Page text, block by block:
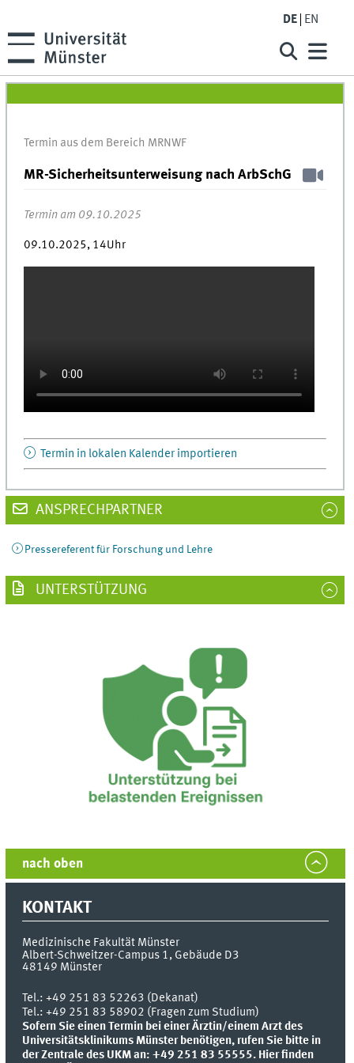
DE EN
Termin aus dem Bereich MRNWF
MR-Sicherheitsunterweisung nach ArbSchG
Termin am 09.10.2025
09.10.2025, 14Uhr
Termin in lokalen Kalender importieren
ANSPRECHPARTNER
Pressereferent für Forschung und Lehre
UNTERSTÜTZUNG
nach oben
KONTAKT
Medizinische Fakultät Münster
Albert-Schweitzer-Campus 1, Gebäude D3
48149 Münster
Tel.:+49 251 83 52263 (Dekanat)
Tel.: +49 251 83 58902 (Fragen zum Studium)
Sofern Sie einen Termin bei einer Ärztin/einem Arzt des
Universitätsklinikums Münster benötigen, rufen Sie bitte in
der Zentrale des UKM an: +49 251 83 55555. Hier finden